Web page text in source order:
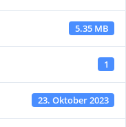
5.35 MB
1
23. Oktober 2023